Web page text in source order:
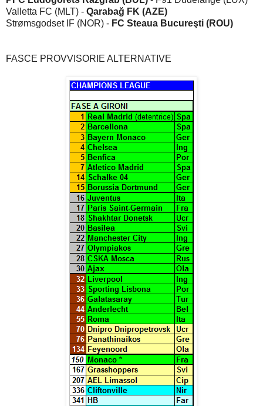
Valletta FC (MLT) - Qarabağ FK (AZE)
Strømsgodset IF (NOR) - FC Steaua Bucureşti (ROU)
FASCE PROVVISORIE ALTERNATIVE